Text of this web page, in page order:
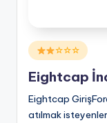
Posted
in
☆☆☆
Eightcap
Eightcap
atılmak